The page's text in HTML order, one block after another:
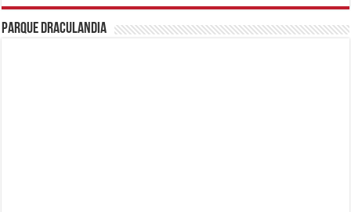
Parque Draculandia